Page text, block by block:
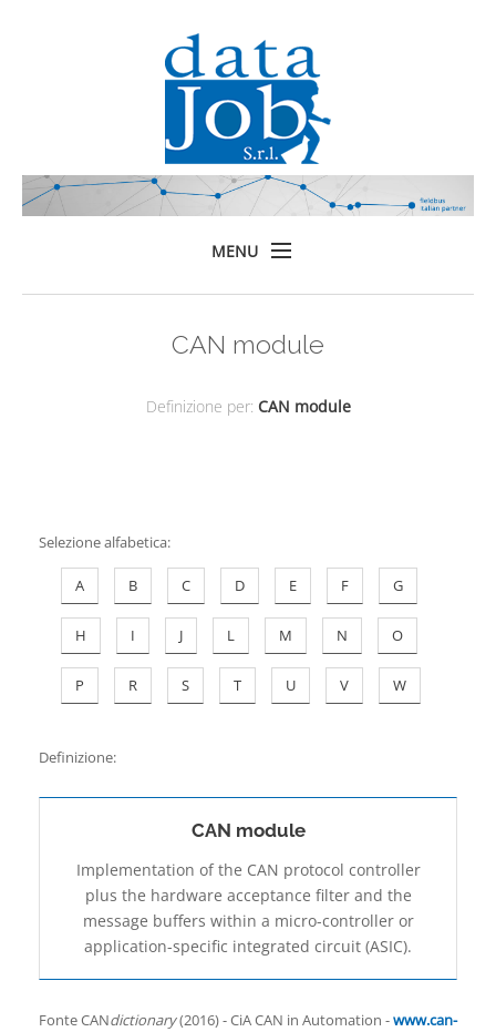
MENU
CAN module
Definizione per: CAN module
Selezione alfabetica:
A B C D E F G
H I J L M N O
P R S T U V W
Definizione:
CAN module
Implementation of the CAN protocol controller
plus the hardware acceptance filter and the
message buffers within a micro-controller or
application-specific integrated circuit (ASIC).
Fonte CANdictionary(2016) - CiA CAN in Automation -www.can-